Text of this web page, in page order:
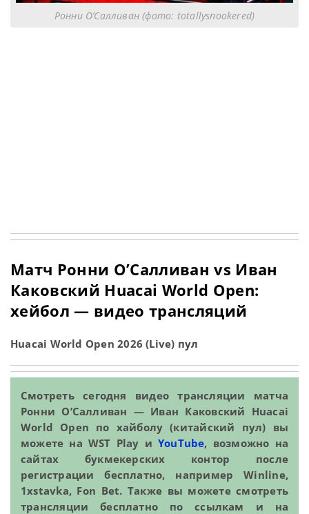
Ронни О’Салливан (фото: totallysnookered)
Матч Ронни О’Салливан vs Иван
Каковский Huacai World Open:
хейбол — видео трансляций
Huacai World Open 2026 (Live) пул
Смотреть сегодня видео трансляции матча
Ронни О’Салливан — Иван Каковский Huacai
World Open по хайболу (китайский пул) вы
можете на WST Play и YouTube, возможно на
сайтах букмекерских контор после
регистрации бесплатно, например Winline,
1xstavka, Fon Bet. Также вы можете смотреть
трансляции бесплатно по ссылкам и на